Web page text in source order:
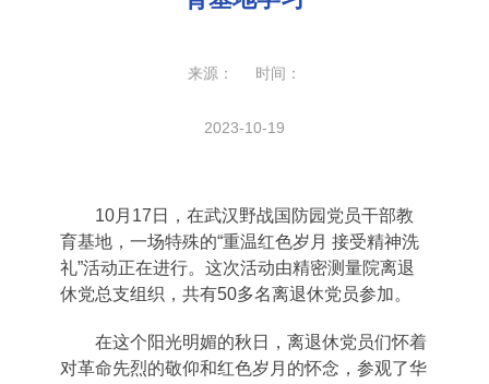
来源： 时间：
2023-10-19
10月 17 日，在武汉野战国防园党员干部教
育基地，一场特殊的“重温红色岁月 接受精神洗
礼”活动正在进行。这次活动由精密测量院离退
休党总支组织，共有50多名离退休党员参加。
在这个阳光明媚的秋日，离退休党员们怀着
对革命先烈的敬仰和红色岁月的怀念，参观了华